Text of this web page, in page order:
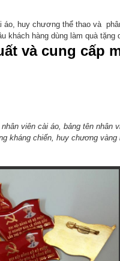
áo, huy chương thể thao và
khách hàng dùng làm quà tặng
và cung cấp
viên cài áo, bảng tên nhân
kháng chiến, huy chương vàng